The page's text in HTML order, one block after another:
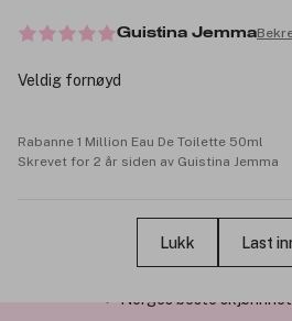
Guistina Jemma
Veldig fornøyd
Rabanne 1 Million Eau De Toilette 50ml
Skrevet for 2 år siden av Guistina Jemma
Lukk Last